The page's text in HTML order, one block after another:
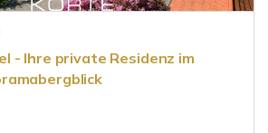
- Ihre private Residenz im